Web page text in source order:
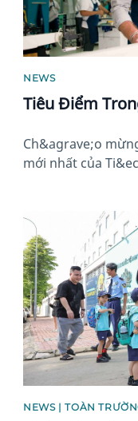
NEWS
Tiêu Điểm
Ch&agrave;o
mới nhất của
News image
NEWS | TOÀN